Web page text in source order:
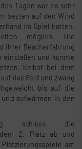
Tagen war es sehr
besten auf den Wind
im Spiel hatten.
möglich. Die
ihrer Beacherfahrung
einstellen und konnte
Selbst bei dem
das Feld und zwang
bis auf die
aufwärmen in den
schloss die
dem 2. Platz ab und
am